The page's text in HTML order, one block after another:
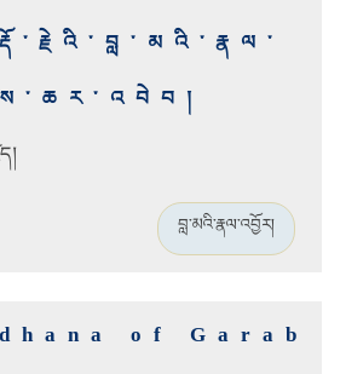
བླ་མའི་རྣལ་འབྱོར།
of Garab